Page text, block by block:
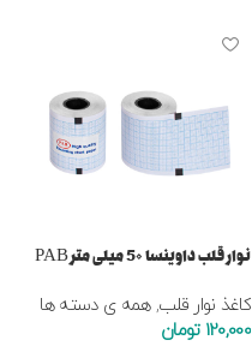
نوار قلب داوینسا 5۰ میلی متر PAB
کاغذ نوار قلب,همه ی دسته ها
120,000 تومان